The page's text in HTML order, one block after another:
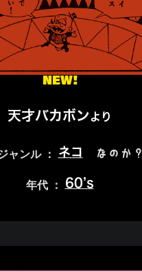
NEW!
天才バカボンより
ャンル ： ネコ なのか？
年代 ： 60’s